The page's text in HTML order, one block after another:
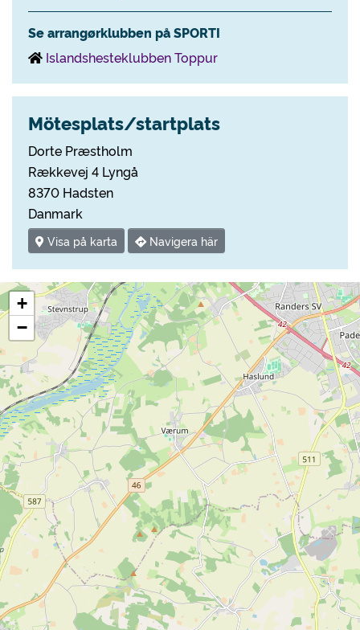
Se arrangørklubben på SPORTI
Islandshesteklubben Toppur
Mötesplats/startplats
Dorte Præstholm
Rækkevej 4 Lyngå
8370 Hadsten
Danmark
Visa på karta Navigera här
+
−